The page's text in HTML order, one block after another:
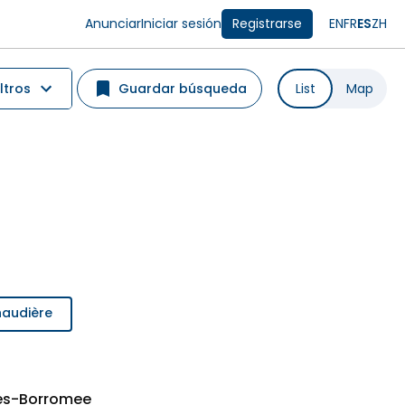
AnunciarIniciar sesión Registrarse ENFRESZH
Guardar búsqueda List Map
Borromee